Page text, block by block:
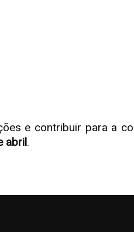
e contribuir para a
abril.